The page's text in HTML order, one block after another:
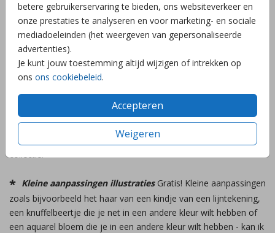
betere gebruikerservaring te bieden, ons websiteverkeer en
onze prestaties te analyseren en voor marketing- en sociale
mediadoeleinden (het weergeven van gepersonaliseerde
advertenties).
Je kunt jouw toestemming altijd wijzigen of intrekken op
ons ons cookiebeleid.
Accepteren
Weigeren
Formaat kaart aanpassen Gratis! Ik help je altijd vrijblijvend
om een kaart (of meerdere kaarten) om te zetten in een andere
vorm kaart, formaat kaart of dubbele/openslaande kaart.
AdviesGratis! Heb je advies nodig qua kleuren, enveloppen
die bij je kaart passen, advies over papiersoort. Stuur mij een
berichtje en ik help je graag!
Mixen en matchen kaartjesGratis! Wil jij van een paar
kaartjes 1 kaart maken, geef je wensen door en ik zet het in je
collectie!
Kleine aanpassingen illustratiesGratis! Kleine aanpassingen
zoals bijvoorbeeld het haar van een kindje van een lijntekening,
een knuffelbeertje die je net in een andere kleur wilt hebben of
een aquarel bloem die je in een andere kleur wilt hebben - kan ik